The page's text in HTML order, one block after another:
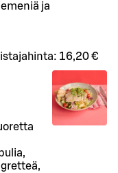
ja
16,20 €